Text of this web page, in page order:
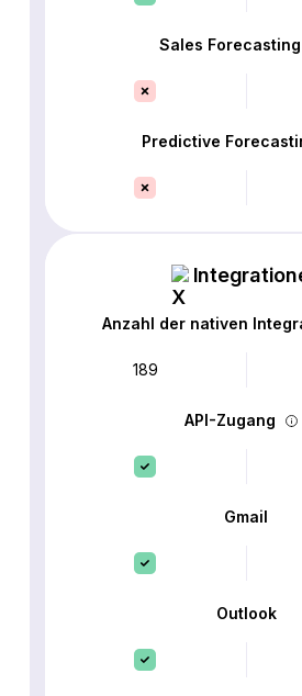
Sales Forecasting
Predictive
Anzahl der nativen
189
API-Zugang
Gmail
Outlook